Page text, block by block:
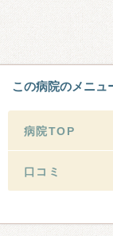
この病院のメニュ
病院TOP
口コミ